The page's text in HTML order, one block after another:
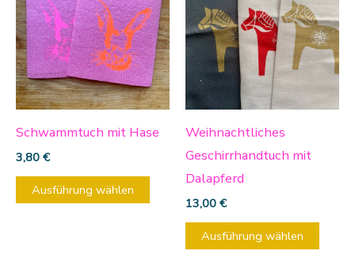
Schwammtuch mit Hase
3,80 €
Ausführung wählen
weist
mehrere
Varianten
auf.
Die
Optionen
können
auf
Produktseite
Weihnachtliches
Geschirrhandtuch mit
Dalapferd
13,00 €
Ausführung wählen
weist